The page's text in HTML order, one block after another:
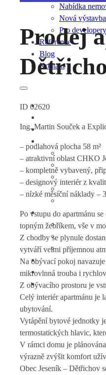
Nabídka
Nová výstavba
Pro developery
Reference
Blog
Kontakt
Prodej
ID 02620
Ing. Martin Souček a
– podlahová plocha 58 m²
– atraktivní oblast CHKO
– kompletně vybavený,
– designový interiér z
– nízké měsíční náklady –
Po vstupu do apartmánu
topným žebříkem, vše v
Z chodby se plynule
vytváří velmi příjemnou
Na obývací pokoj
mikrovlnná trouba i
Z obývacího prostoru je
Celý interiér apartmánu je
ubytování.
Vytápění bytové jednotky
termostatických hlavic,
V rámci domu je
výrazně zvýšit komfort
Obec Jeseník – Dětřichov